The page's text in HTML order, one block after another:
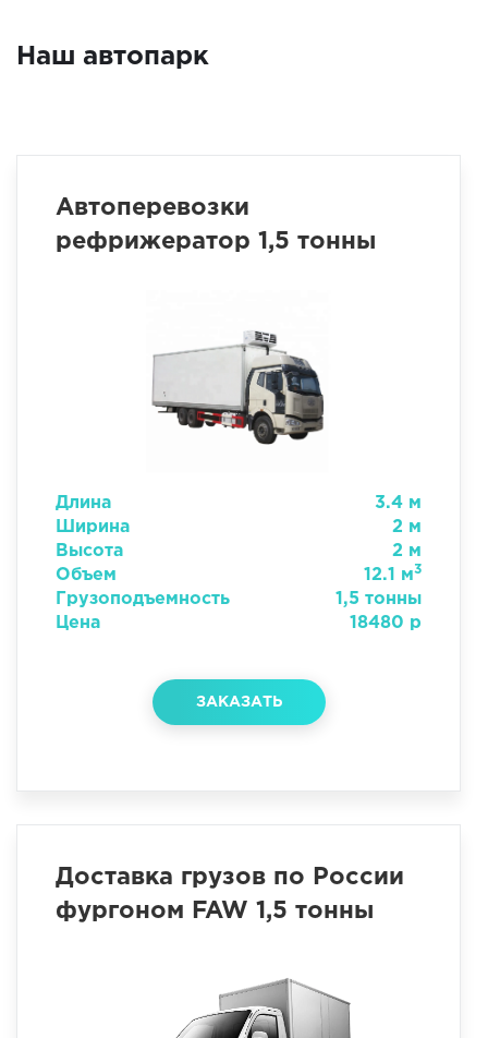
Наш автопарк
Автоперевозки
рефрижератор 1,5 тонны
Длина
3.4 м
Ширина
2 м
Высота
2 м
Объем
12.1 м3
Грузоподъемность
1,5 тонны
Цена
18480 р
ЗАКАЗАТЬ
Доставка грузов по России
фургоном FAW 1,5 тонны